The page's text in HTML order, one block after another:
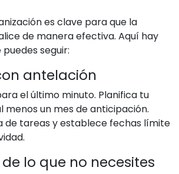
es clave para que la
de manera efectiva. Aquí hay
seguir:
antelación
el último minuto. Planifica tu
menos un mes de anticipación.
de tareas y establece fechas límite
lo que no necesites